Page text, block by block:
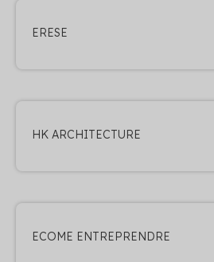
ERESE
HK ARCHITECTURE
ECOME ENTREPRENDRE